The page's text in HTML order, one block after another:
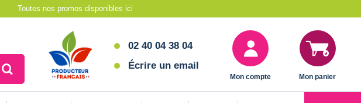
Toutes nos promos disponibles ici
02 40 04 38 04
Écrire un email
Mon compte Mon panier